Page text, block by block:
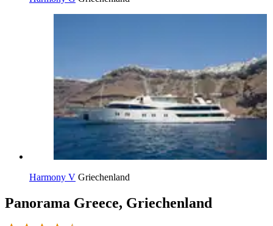
Harmony V Griechenland
Panorama Greece, Griechenland